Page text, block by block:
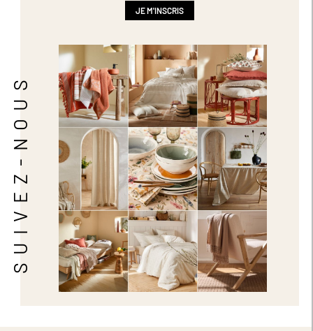
SUIVEZ-NOUS
JE M'INSCRIS